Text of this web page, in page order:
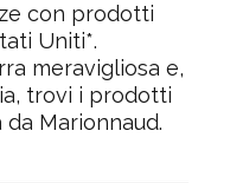
con prodotti
Uniti*.
meravigliosa e,
, trovi i prodotti
Marionnaud.